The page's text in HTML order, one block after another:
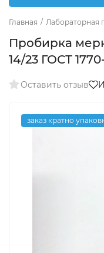
Главная / Лабораторная
Пробирка
14/23 ГОСТ
Оставить отзыв
заказ кратно